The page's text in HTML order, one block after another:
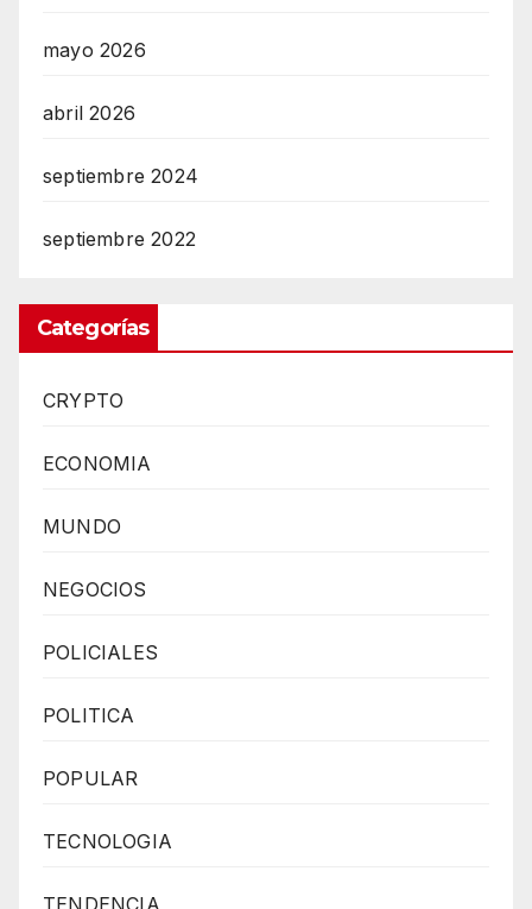
mayo 2026
abril 2026
septiembre 2024
septiembre 2022
Categorías
CRYPTO
ECONOMIA
MUNDO
NEGOCIOS
POLICIALES
POLITICA
POPULAR
TECNOLOGIA